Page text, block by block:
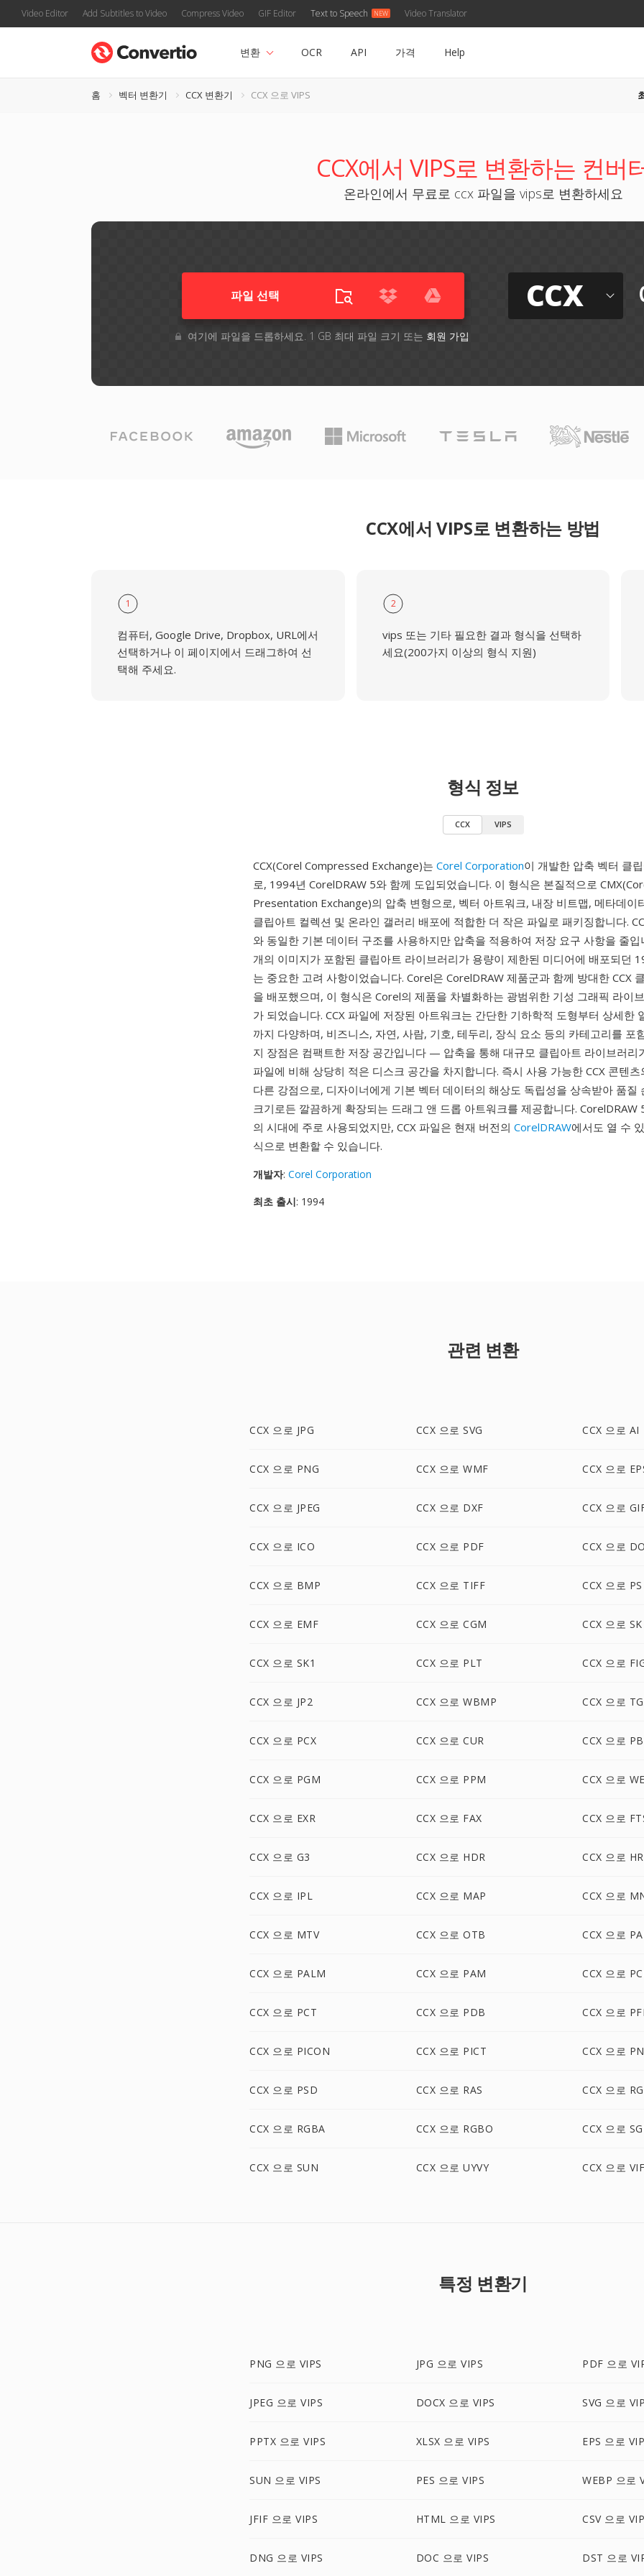
Video Editor Add Subtitles to Video Compress Video GIF Editor Text to Speech Video Translator
변환 OCR API 가격 Help
홈 벡터 변환기 CCX 변환기 CCX 으로 VIPS
CCX에서 VIPS로 변환하는 컨버
온라인에서 무료로 ccx 파일을 vips로 변환하세요
파일 선택
여기에 파일을 드롭하세요. 1 GB 최대 파일 크기 또는 회원 가입
CCX
CCX에서 VIPS로 변환하는 방법
1
컴퓨터, Google Drive, Dropbox, URL에서
선택하거나 이 페이지에서 드래그하여 선
택해 주세요.
2
vips 또는 기타 필요한 결과 형식을 선택하
세요(200가지 이상의 형식 지원)
형식 정보
CCX VIPS
CCX(Corel Compressed Exchange)는 Corel Corporation이 개발한 압축 벡터 클
로, 1994년 CorelDRAW 5와 함께 도입되었습니다. 이 형식은 본질적으로
Presentation Exchange)의 압축 변형으로, 벡터 아트워크, 내장 비트맵, 메타데이
클립아트 컬렉션 및 온라인 갤러리 배포에 적합한 더 작은 파일로 패키징합니다.
와 동일한 기본 데이터 구조를 사용하지만 압축을 적용하여 저장 요구 사항을 줄
개의 이미지가 포함된 클립아트 라이브러리가 용량이 제한된 미디어에 배포되던
는 중요한 고려 사항이었습니다. Corel은 CorelDRAW 제품군과 함께 방대한 CCX
을 배포했으며, 이 형식은 Corel의 제품을 차별화하는 광범위한 기성 그래픽 라이
가 되었습니다. CCX 파일에 저장된 아트워크는 간단한 기하학적 도형부터 상세한
까지 다양하며, 비즈니스, 자연, 사람, 기호, 테두리, 장식 요소 등의 카테고리를 포
지 장점은 컴팩트한 저장 공간입니다 — 압축을 통해 대규모 클립아트 라이브러리
파일에 비해 상당히 적은 디스크 공간을 차지합니다. 즉시 사용 가능한 CCX 콘텐
다른 강점으로, 디자이너에게 기본 벡터 데이터의 해상도 독립성을 상속받아 품질
크기로든 깔끔하게 확장되는 드래그 앤 드롭 아트워크를 제공합니다. CorelDRAW
의 시대에 주로 사용되었지만, CCX 파일은 현재 버전의 CorelDRAW에서도 열 수
식으로 변환할 수 있습니다.
개발자: Corel Corporation
최초 출시: 1994
관련 변환
CCX 으로 JPG CCX 으로 SVG CCX 으로 AI
CCX 으로 PNG CCX 으로 WMF CCX 으로
CCX 으로 JPEG CCX 으로 DXF CCX 으로
CCX 으로 ICO CCX 으로 PDF CCX 으로
CCX 으로 BMP CCX 으로 TIFF CCX 으로 PS
CCX 으로 EMF CCX 으로 CGM CCX 으로 SK
CCX 으로 SK1 CCX 으로 PLT CCX 으로
CCX 으로 JP2 CCX 으로 WBMP CCX 으로
CCX 으로 PCX CCX 으로 CUR CCX 으로
CCX 으로 PGM CCX 으로 PPM CCX 으로
CCX 으로 EXR CCX 으로 FAX CCX 으로
CCX 으로 G3 CCX 으로 HDR CCX 으로
CCX 으로 IPL CCX 으로 MAP CCX 으로
CCX 으로 MTV CCX 으로 OTB CCX 으로
CCX 으로 PALM CCX 으로 PAM CCX 으로
CCX 으로 PCT CCX 으로 PDB CCX 으로
CCX 으로 PICON CCX 으로 PICT CCX 으로
CCX 으로 PSD CCX 으로 RAS CCX 으로
CCX 으로 RGBA CCX 으로 RGBO CCX 으로
CCX 으로 SUN CCX 으로 UYVY CCX 으로
특정 변환기
PNG 으로 VIPS JPG 으로 VIPS PDF 으로
JPEG 으로 VIPS DOCX 으로 VIPS SVG 으로
PPTX 으로 VIPS XLSX 으로 VIPS EPS 으로
SUN 으로 VIPS PES 으로 VIPS WEBP 으로
JFIF 으로 VIPS HTML 으로 VIPS CSV 으로
DNG 으로 VIPS DOC 으로 VIPS DST 으로